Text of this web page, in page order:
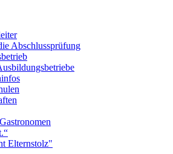
Abschlussprüfung
Elternstolz"